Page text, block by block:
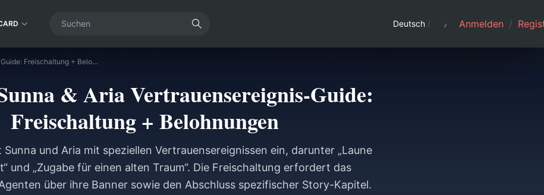
Deutsch / Anmelden /
ZZZ 2.6 Sunna & Aria Vertrauensereignis-Guide: Freischaltung + Belohnungen
& Aria Vertrauensereignis-Guide:
Freischaltung + Belohnungen
und Aria mit speziellen Vertrauensereignissen ein, darunter „Laune
und „Zugabe für einen alten Traum“. Die Freischaltung erfordert das
über ihre Banner sowie den Abschluss spezifischer Story-Kapitel.